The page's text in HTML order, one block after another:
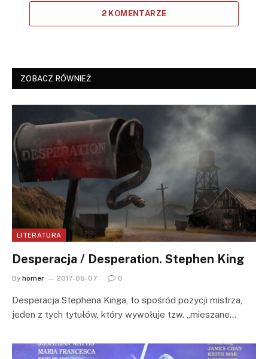
2 KOMENTARZE
ZOBACZ RÓWNIEŻ
LITERATURA
Desperacja / Desperation. Stephen King
By homer 2017-06-07 0
Desperacja Stephena Kinga, to spośród pozycji mistrza,
jeden z tych tytułów, który wywołuje tzw. „mieszane…